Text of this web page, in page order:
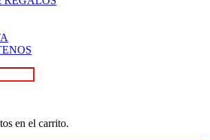
en el carrito.